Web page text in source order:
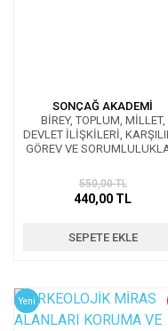
SONÇAĞ AKADEMİ
BİREY, TOPLUM, MİLLET,
DEVLET İLİŞKİLERİ,
GÖREV VE
550,00 TL
440,00 TL
SEPETE EKLE
Yeni